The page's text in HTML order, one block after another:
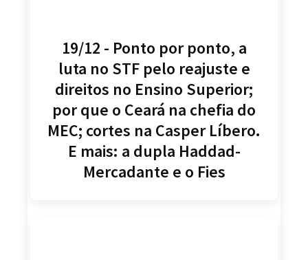
19/12 - Ponto por ponto, a
luta no STF pelo reajuste e
direitos no Ensino Superior;
por que o Ceará na chefia do
MEC; cortes na Casper Líbero.
E mais: a dupla Haddad-
Mercadante e o Fies